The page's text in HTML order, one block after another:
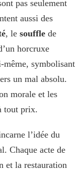
pas seulement
aussi des
, le souffle de
horcruxe
symbolisant
un mal absolu.
morale et les
tout prix.
l’idée du
Chaque acte de
et la restauration